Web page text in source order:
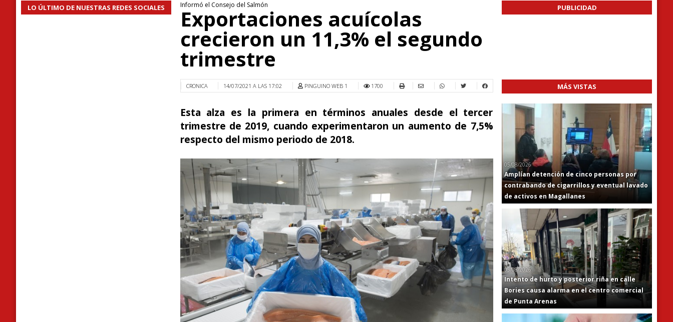
LO ÚLTIMO DE NUESTRAS REDES SOCIALES Informó el Consejo del Salmón
Exportaciones acuícolas
crecieron un 11,3% el segundo
trimestre
CRONICA 14/07/2021 A LAS 17:02 PINGUINO WEB 1 1700
Esta alza es la primera en términos anuales desde el tercer
trimestre de 2019, cuando experimentaron un aumento de 7,5%
respecto del mismo periodo de 2018.
PUBLICIDAD
MÁS VISTAS
05/08/2026
Amplían detención de cinco personas por
contrabando de cigarrillos y eventual lavado
de activos en Magallanes
05/08/2026
Intento de hurto y posterior riña en calle
Bories causa alarma en el centro comercial
de Punta Arenas